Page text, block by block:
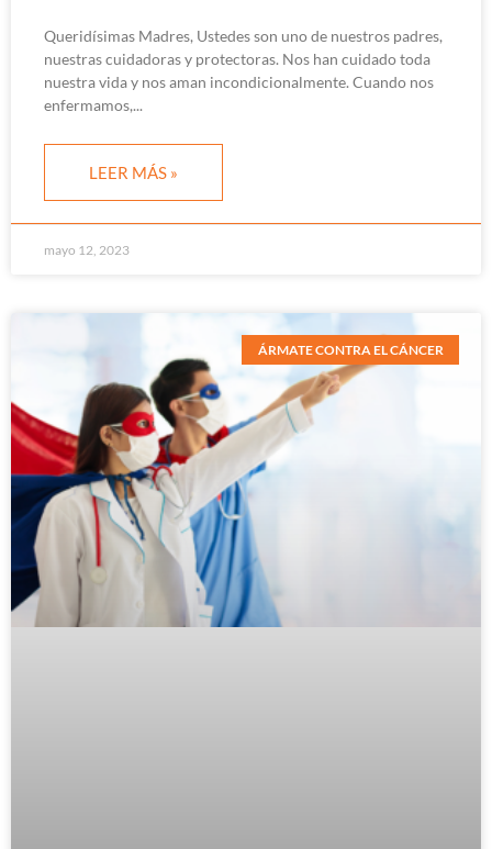
Queridísimas Madres, Ustedes son uno de nuestros padres,
nuestras cuidadoras y protectoras. Nos han cuidado toda
nuestra vida y nos aman incondicionalmente. Cuando nos
enfermamos,
LEER MÁS »
mayo 12, 2023
ÁRMATE CONTRA EL CÁNCER